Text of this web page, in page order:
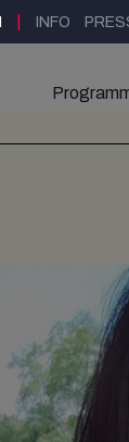
INFO